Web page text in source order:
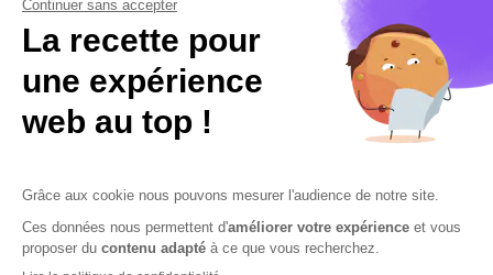
Contactez-nous
Contactez-nous Mentions légales
Plan du site
Sécurisation des données